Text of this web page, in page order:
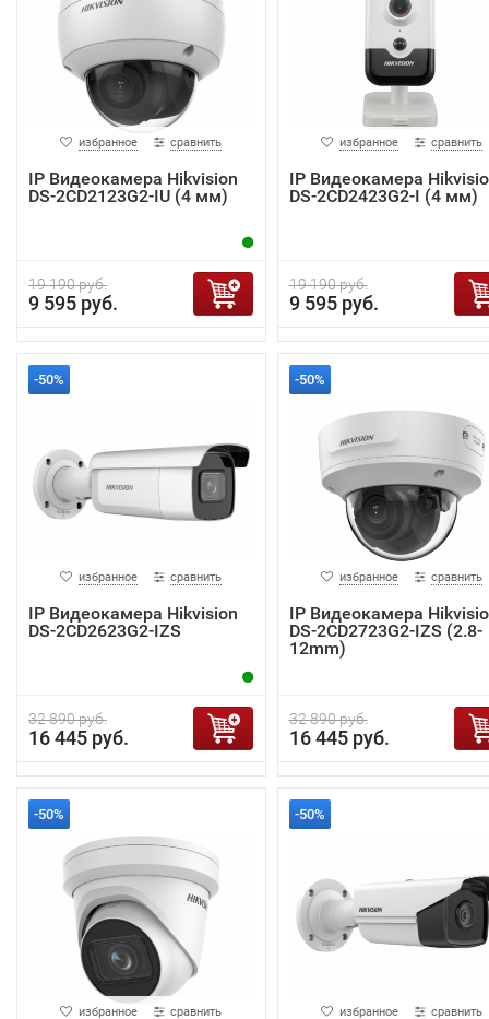
избранное сравнить
IP Видеокамера Hikvision
DS-2CD2123G2-IU (4 мм)
19 190 руб.
9 595 руб.
избранное сравнить
IP Видеокамера
DS-2CD2423G2-I (4 мм)
19 190 руб.
9 595 руб.
-50%
избранное сравнить
IP Видеокамера Hikvision
DS-2CD2623G2-IZS
32 890 руб.
16 445 руб.
-50%
избранное сравнить
IP Видеокамера
DS-2CD2723G2-IZS (2.8-
12mm)
32 890 руб.
16 445 руб.
-50%
избранное сравнить
-50%
избранное сравнить